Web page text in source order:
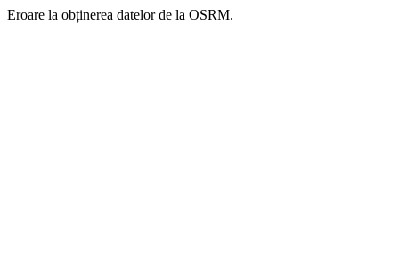
Eroare la obținerea datelor de la OSRM.